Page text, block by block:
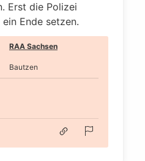
Erst die Polizei
Ende setzen.
RAA Sachsen
Bautzen